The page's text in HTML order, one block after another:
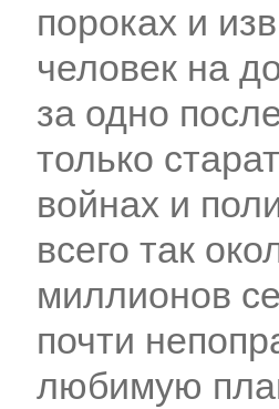
пороках и
человек на
за одно
только
войнах и
всего так
миллионов
почти
любимую